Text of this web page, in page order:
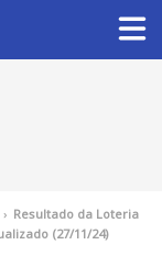
› Resultado da Loteria
(27/11/24)